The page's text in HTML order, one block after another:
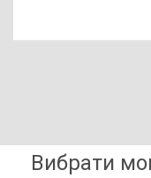
Вибрати